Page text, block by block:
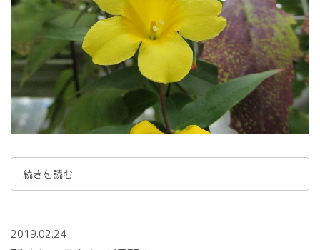
続きを読む
2019.02.24